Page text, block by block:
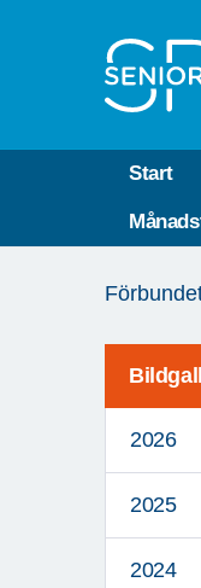
Start
är
2026
2025
2024